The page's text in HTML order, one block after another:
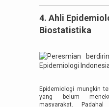
4. Ahli
Biostatistika
Epidemiologi mungkin
yang belum
masyarakat.